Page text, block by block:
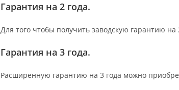
Гарантия на 2 года.
Для того чтобы получить заводскую гарантию
Гарантия на 3 года.
Расширенную гарантию на 3 года можно